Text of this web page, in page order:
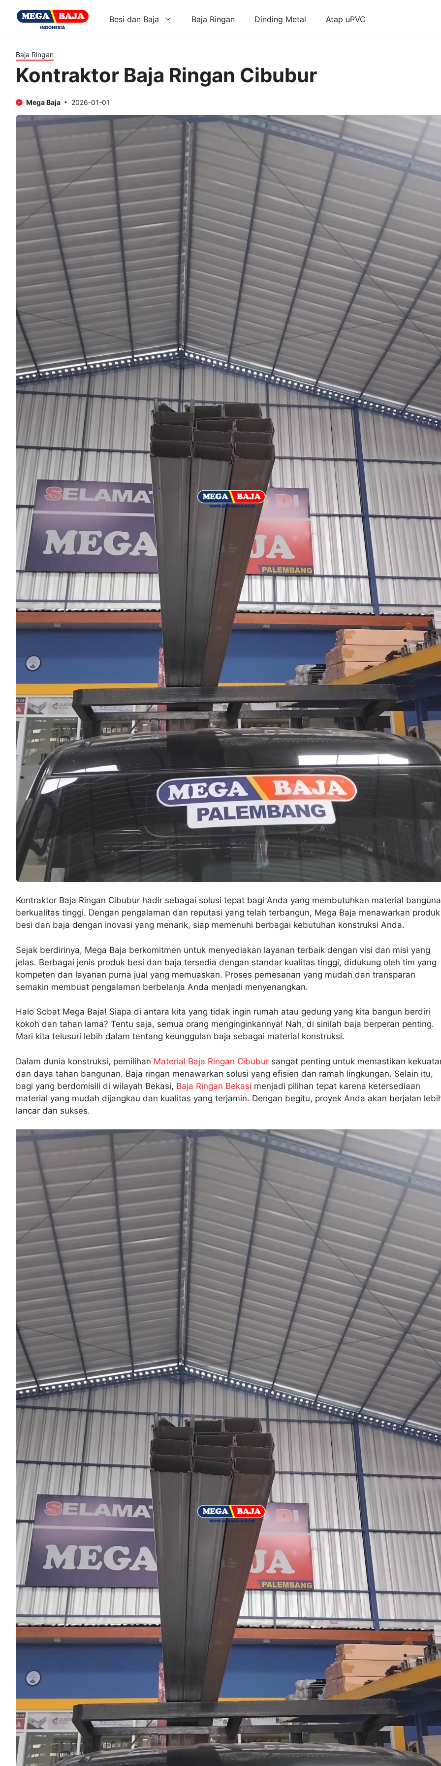
Besi dan Baja Baja Ringan Dinding Metal Atap uPVC
Baja Ringan
Kontraktor Baja Ringan Cibubur
Mega Baja 2026-01-01
Kontraktor Baja Ringan Cibubur hadir sebagai solusi tepat bagi Anda yang membutuhkan material
berkualitas tinggi. Dengan pengalaman dan reputasi yang telah terbangun, Mega Baja menawarkan produk
besi dan baja dengan inovasi yang menarik, siap memenuhi berbagai kebutuhan konstruksi Anda.
Sejak berdirinya, Mega Baja berkomitmen untuk menyediakan layanan terbaik dengan visi dan misi yang
jelas. Berbagai jenis produk besi dan baja tersedia dengan standar kualitas tinggi, didukung oleh tim yang
kompeten dan layanan purna jual yang memuaskan. Proses pemesanan yang mudah dan transparan
semakin membuat pengalaman berbelanja Anda menjadi menyenangkan.
Halo Sobat Mega Baja! Siapa di antara kita yang tidak ingin rumah atau gedung yang kita bangun berdiri
kokoh dan tahan lama? Tentu saja, semua orang menginginkannya! Nah, di sinilah baja berperan penting.
Mari kita telusuri lebih dalam tentang keunggulan baja sebagai material konstruksi.
Dalam dunia konstruksi, pemilihan Material Baja Ringan Cibubur sangat penting untuk memastikan
dan daya tahan bangunan. Baja ringan menawarkan solusi yang efisien dan ramah lingkungan. Selain itu,
bagi yang berdomisili di wilayah Bekasi, Baja Ringan Bekasi menjadi pilihan tepat karena ketersediaan
material yang mudah dijangkau dan kualitas yang terjamin. Dengan begitu, proyek Anda akan berjalan
lancar dan sukses.